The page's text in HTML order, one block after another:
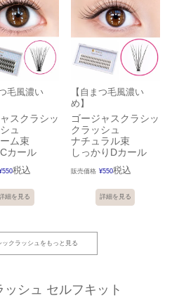
毛風濃い
スクラシッ
ュ
ム束
カール
550税込
細を見る
【自まつ毛風濃い
め】
ゴージャスクラシッ
クラッシュ
ナチュラル束
しっかりDカール
販売価格 ¥550税込
詳細を見る
ックラッシュをもっと見る
シュ セルフキット